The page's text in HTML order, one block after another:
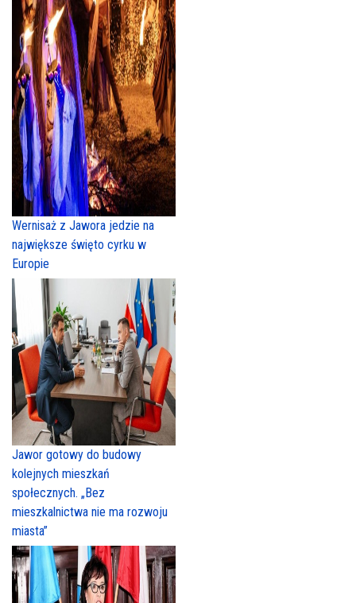
Wernisaż z Jawora jedzie na
największe święto cyrku w
Europie
Jawor gotowy do budowy
kolejnych mieszkań
społecznych. „Bez
mieszkalnictwa nie ma rozwoju
miasta”